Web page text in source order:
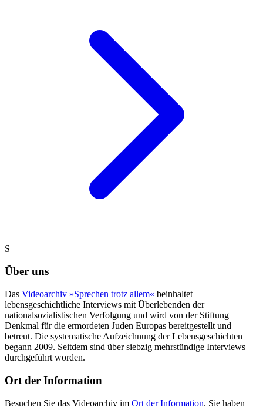
S
Über uns
Das Videoarchiv »Sprechen trotz allem« beinhaltet
lebensgeschichtliche Interviews mit Überlebenden der
nationalsozialistischen Verfolgung und wird von der Stiftung
Denkmal für die ermordeten Juden Europas bereitgestellt und
betreut. Die systematische Aufzeichnung der Lebensgeschichten
begann 2009. Seitdem sind über siebzig mehrstündige Interviews
durchgeführt worden.
Ort der Information
Besuchen Sie das Videoarchiv im Ort der Information. Sie haben